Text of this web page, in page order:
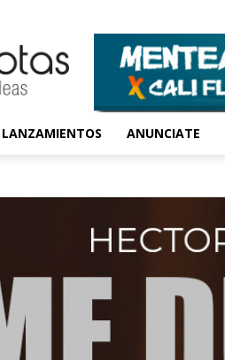
LANZAMIENTOS ANUNCIATE